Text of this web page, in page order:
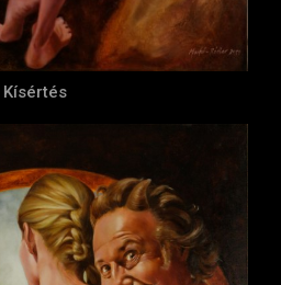
Kísértés